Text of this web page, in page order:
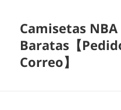
Camisetas NBA
Baratas【
Correo】